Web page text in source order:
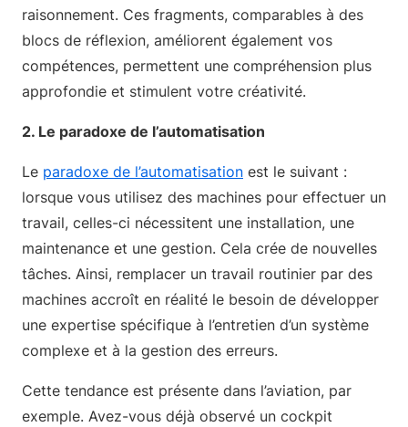
raisonnement. Ces fragments, comparables à des
blocs de réflexion, améliorent également vos
compétences, permettent une compréhension plus
approfondie et stimulent votre créativité.
2. Le paradoxe de l’automatisation
Le paradoxe de l’automatisation est le suivant :
lorsque vous utilisez des machines pour effectuer un
travail, celles-ci nécessitent une installation, une
maintenance et une gestion. Cela crée de nouvelles
tâches. Ainsi, remplacer un travail routinier par des
machines accroît en réalité le besoin de développer
une expertise spécifique à l’entretien d’un système
complexe et à la gestion des erreurs.
Cette tendance est présente dans l’aviation, par
exemple. Avez-vous déjà observé un cockpit